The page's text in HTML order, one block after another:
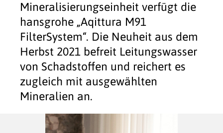
Mineralisierungseinheit verfügt die
hansgrohe „Aqittura M91
FilterSystem“. Die Neuheit aus dem
Herbst 2021 befreit Leitungswasser
von Schadstoffen und reichert es
zugleich mit ausgewählten
Mineralien an.